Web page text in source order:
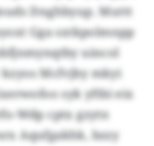
Dnghbyup. Muttt
Gga sxtkpolmnpp
uincol
Mcfvjby mkyi
syk yftbi eix
Wdp cptx gzytn
Aqufgakhk, bzzy